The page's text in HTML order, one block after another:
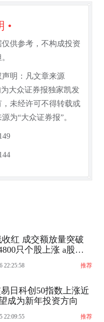
•
供参考，不构成投资
明：凡文章来源
大众证券报独家凯发
未经许可不得转载或
为“大众证券报”。
红 成交额放量突破
只个股上涨 a股迎
22:25:58 推荐
日科创50指数上涨近
成为新年投资方向
22:09:55 推荐